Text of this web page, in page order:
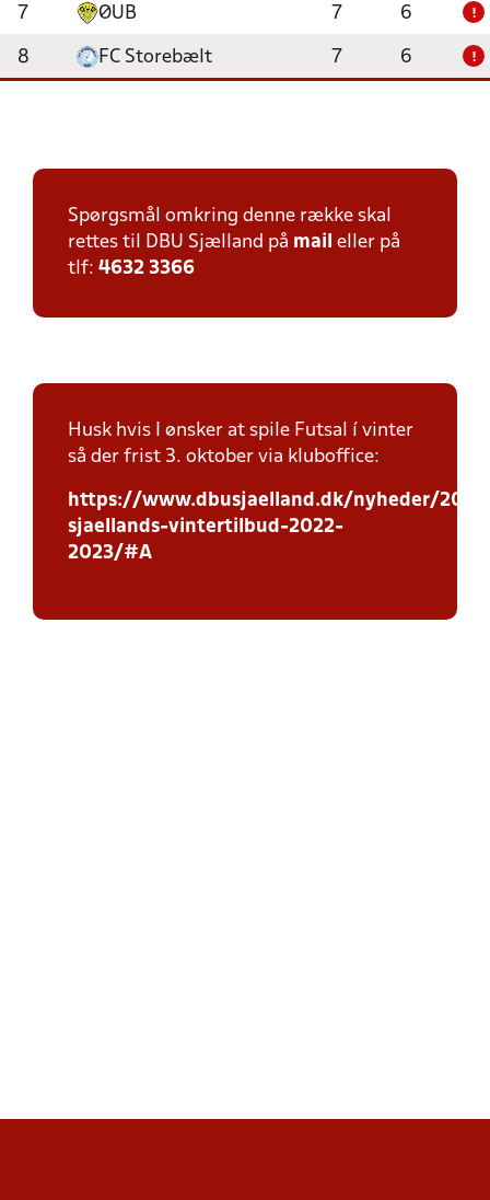
7 ØUB 7 6 !
8 FC Storebælt 7 6 !
Spørgsmål omkring denne række skal
rettes til DBU Sjælland på mail eller på
tlf: 4632 3366
Husk hvis I ønsker at spile Futsal í vinter
så der frist 3. oktober via kluboffice:
https://www.dbusjaelland.dk/nyheder/
sjaellands-vintertilbud-2022-
2023/#A